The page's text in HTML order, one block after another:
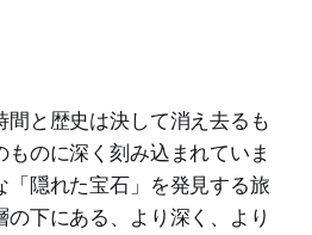
と歴史は決して消え去るも
のに深く刻み込まれていま
「隠れた宝石」を発見する旅
下にある、より深く、より